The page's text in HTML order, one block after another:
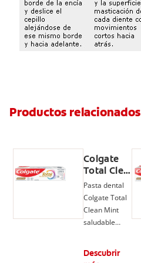
Productos relacionados
Colgate
Total Clean
Mint, Pasta
Dental,
Prevención
Activa
Pasta dental
Colgate Total
Clean Mint
saludable
completo por
Descubrir